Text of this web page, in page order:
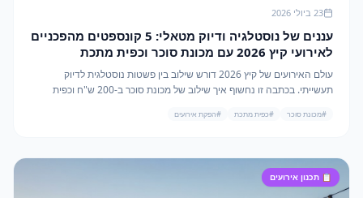
23 ביולי 2026
עננים של נוסטלגיה ודיוק מטאלי: 5 קונספטים מהפכניים
לאירועי קיץ 2026 עם מכונת סוכר וכפית מתכת
עולם האירועים של קיץ 2026 דורש שילוב בין פשטות נוסטלגית לדיוק
תעשייתי. בכתבה זו נחשוף איך שילוב של מכונת סוכר ב-200 ש"ח וכפית
#מכונת סוכר #כפית מתכת #הפקת אירועים
📋 תכנון אירועים